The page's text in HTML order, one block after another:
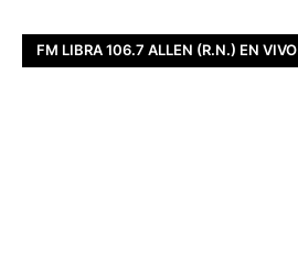
FM LIBRA 106.7 ALLEN (R.N.) EN VIVO